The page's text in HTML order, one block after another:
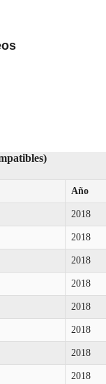
Año
2018
2018
2018
2018
2018
2018
2018
2018